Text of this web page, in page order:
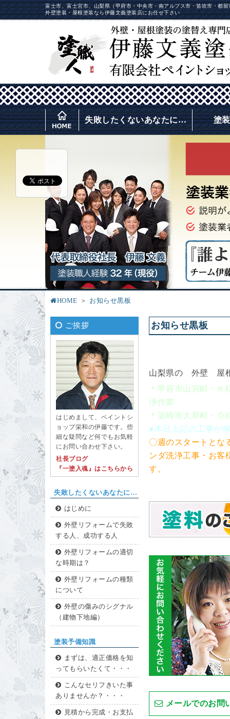
富士市、富士宮市、山梨県（甲府市・中央市・南アルプス市・笛吹市・都
外壁塗装・屋根塗装なら伊藤文義塗装店にお任せ下さい
失敗したくないあなたに… 塗
HOME お知らせ黒板
ご挨拶
はじめまして、ペイントシ
ョップ栄和の伊藤です。些
細な疑問など何でもお気軽
にお問い合わせ下さい。
社長ブログ
『一塗入魂』はこちらから
失敗したくないあなたに…
はじめに
外壁リフォームで失敗
する人、成功する人
外壁リフォームの適切
な時期は？
外壁リフォームの種類
について
外壁の傷みのシグナル
（建物下地編）
塗装予備知識
まずは、適正価格を知
ってもらいたくて・・・
こんなセリフきいた事
ありませんか？・・・
見積から完成・お支払
お知らせ黒板
山梨県の 外壁 屋
＊甲府市山宮町・
浄作業
＊韮崎市大草町・
●本日上記の工事が
〇週のスタートとな
ンダ洗浄工事・お客
す。
メールでのお問